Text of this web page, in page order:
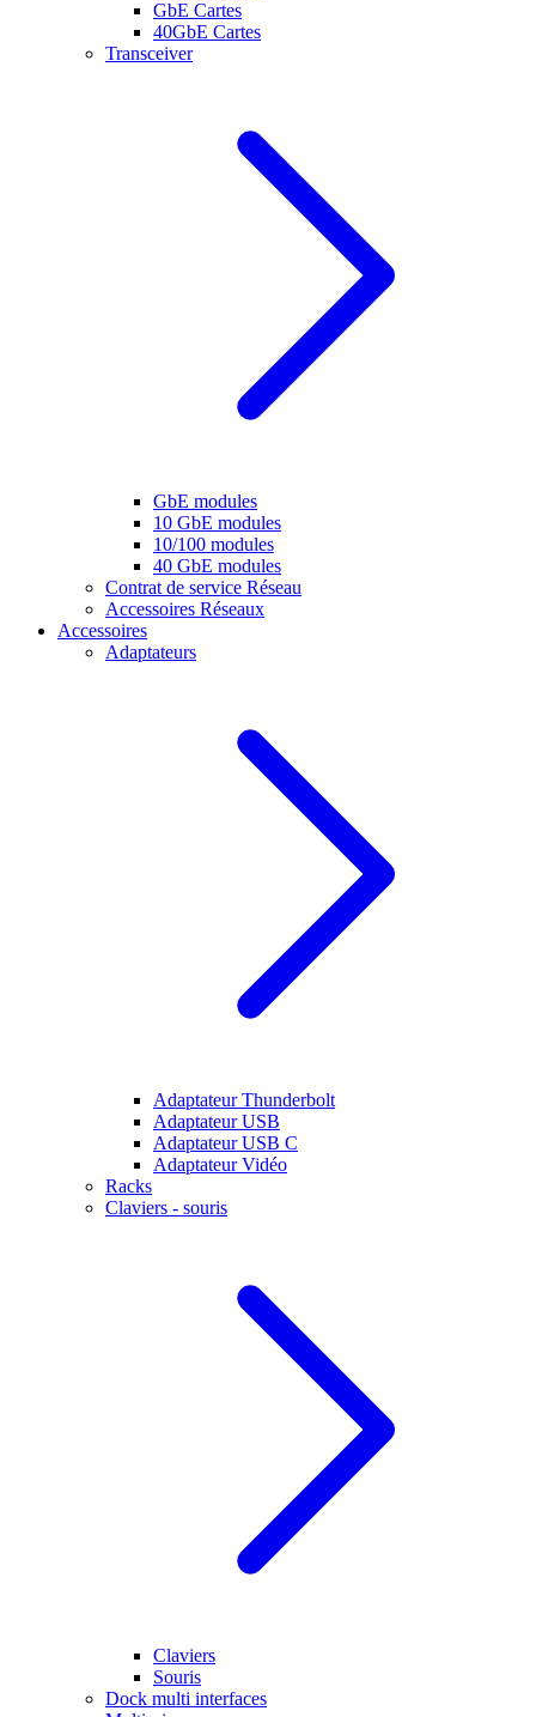
GbE Cartes
40GbE Cartes
Transceiver
GbE modules
10 GbE modules
10/100 modules
40 GbE modules
Contrat de service Réseau
Accessoires Réseaux
Accessoires
Adaptateurs
Adaptateur Thunderbolt
Adaptateur USB
Adaptateur USB C
Adaptateur Vidéo
Racks
Claviers - souris
Claviers
Souris
Dock multi interfaces